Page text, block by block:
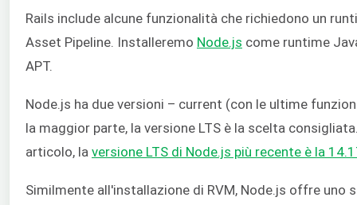
Rails include alcune funzionalità che richiedono un
Asset Pipeline. Installeremo Node.js come runtime
APT.
Node.js ha due versioni – current (con le ultime
la maggior parte, la versione LTS è la scelta
articolo, la versione LTS di Node.js più recente è la
Similmente all'installazione di RVM, Node.js offre uno